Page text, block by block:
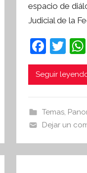
espacio de
Judicial de la
F
a
c
b
o
o
k
T
w
itt
Seguir
Temas,
Dejar un